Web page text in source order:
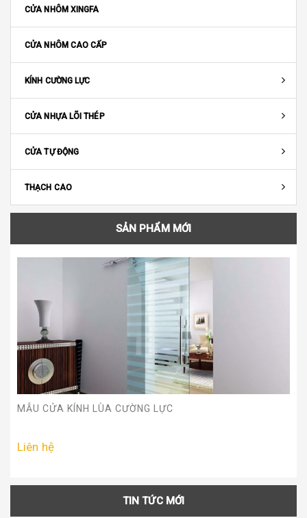
CỬA NHÔM XINGFA
CỬA NHÔM CAO CẤP
KÍNH CƯỜNG LỰC
CỬA NHỰA LÕI THÉP
CỬA TỰ ĐỘNG
THẠCH CAO
SẢN PHẨM MỚI
MẪU CỬA KÍNH LÙA CƯỜNG LỰC
Liên hệ
TIN TỨC MỚI